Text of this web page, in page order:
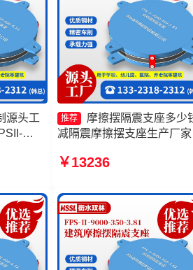
源头工
4.11
推荐
摩擦摆隔震支座多少
减隔震摩擦摆支座生产厂
厂 摩擦摆式隔震支座
￥13236